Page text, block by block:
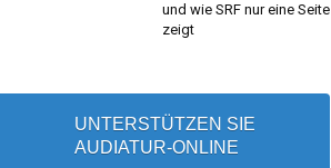
und wie SRF nur eine Seite
zeigt
UNTERSTÜTZEN SIE
AUDIATUR-ONLINE